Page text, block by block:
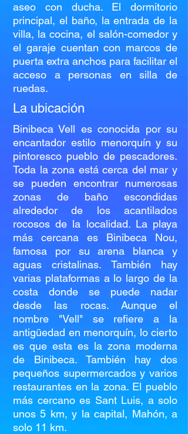
aseo con ducha. El dormitorio
principal, el baño, la entrada de la
villa, la cocina, el salón-comedor y
el garaje cuentan con marcos de
puerta extra anchos para facilitar el
acceso a personas en silla de
ruedas.
La ubicación
Binibeca Vell es conocida por su
encantador estilo menorquín y su
pintoresco pueblo de pescadores.
Toda la zona está cerca del mar y
se pueden encontrar numerosas
zonas de baño escondidas
alrededor de los acantilados
rocosos de la localidad. La playa
más cercana es Binibeca Nou,
famosa por su arena blanca y
aguas cristalinas. También hay
varias plataformas a lo largo de la
costa donde se puede nadar
desde las rocas. Aunque el
nombre "Vell" se refiere a la
antigüedad en menorquín, lo cierto
es que esta es la zona moderna
de Binibeca. También hay dos
pequeños supermercados y varios
restaurantes en la zona. El pueblo
más cercano es Sant Luis, a solo
unos 5 km, y la capital, Mahón, a
solo 11 km.